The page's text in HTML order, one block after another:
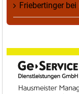
Friebertingerbei